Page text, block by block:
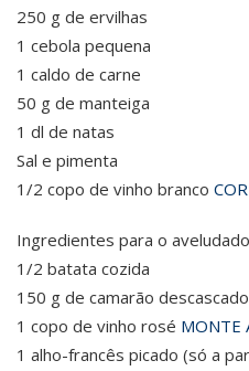
250 g de ervilhas
1 cebola pequena
1 caldo de carne
50 g de manteiga
1 dl de natas
Sal e pimenta
1/2 copo de vinho branco
Ingredientes para o
1/2 batata cozida
150 g de camarão descascado
1 copo de vinho rosé MONTE
1 alho-francês picado (só a